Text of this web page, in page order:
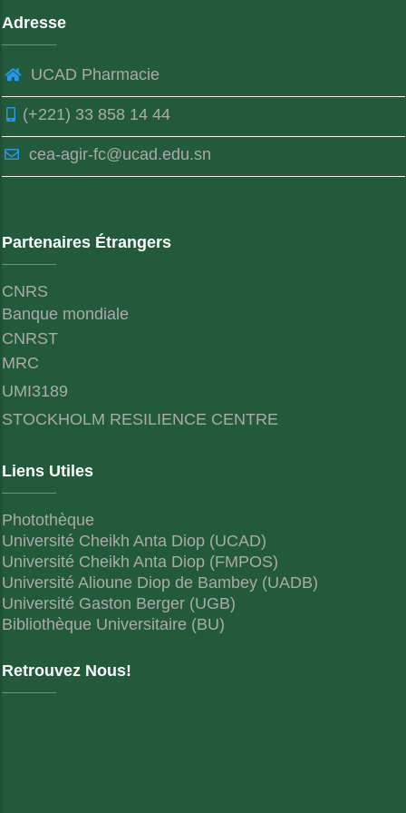
Adresse
UCAD Pharmacie
(+221) 33 858 14 44
cea-agir-fc@ucad.edu.sn
Partenaires Étrangers
CNRS
Banque mondiale
CNRST
MRC
UMI3189
STOCKHOLM RESILIENCE CENTRE
Liens Utiles
Photothèque
Université Cheikh Anta Diop (UCAD)
Université Cheikh Anta Diop (FMPOS)
Université Alioune Diop de Bambey (UADB)
Université Gaston Berger (UGB)
Bibliothèque Universitaire (BU)
Retrouvez Nous!